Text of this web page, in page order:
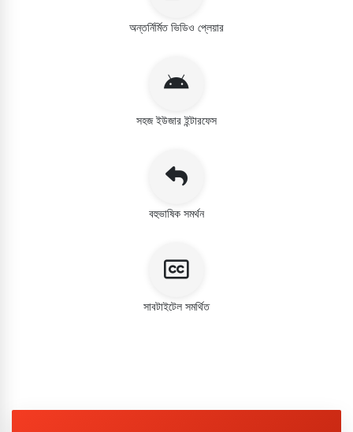
অন্তর্নির্মিত ভিডিও প্লেয়ার
সহজ ইউজার ইন্টারফেস
বহুভাষিক সমর্থন
সাবটাইটেল সমর্থিত